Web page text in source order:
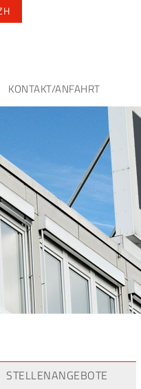
KONTAKT/ANFAHRT
STELLENANGEBOTE